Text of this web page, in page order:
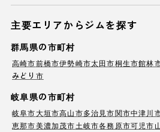
主要エリアからジムを探す
群馬県の市町村
高崎市前橋市伊勢崎市太田市桐生市館林
みどり市
岐阜県の市町村
岐阜市大垣市高山市多治見市関市中津川
恵那市美濃加茂市土岐市各務原市可児市